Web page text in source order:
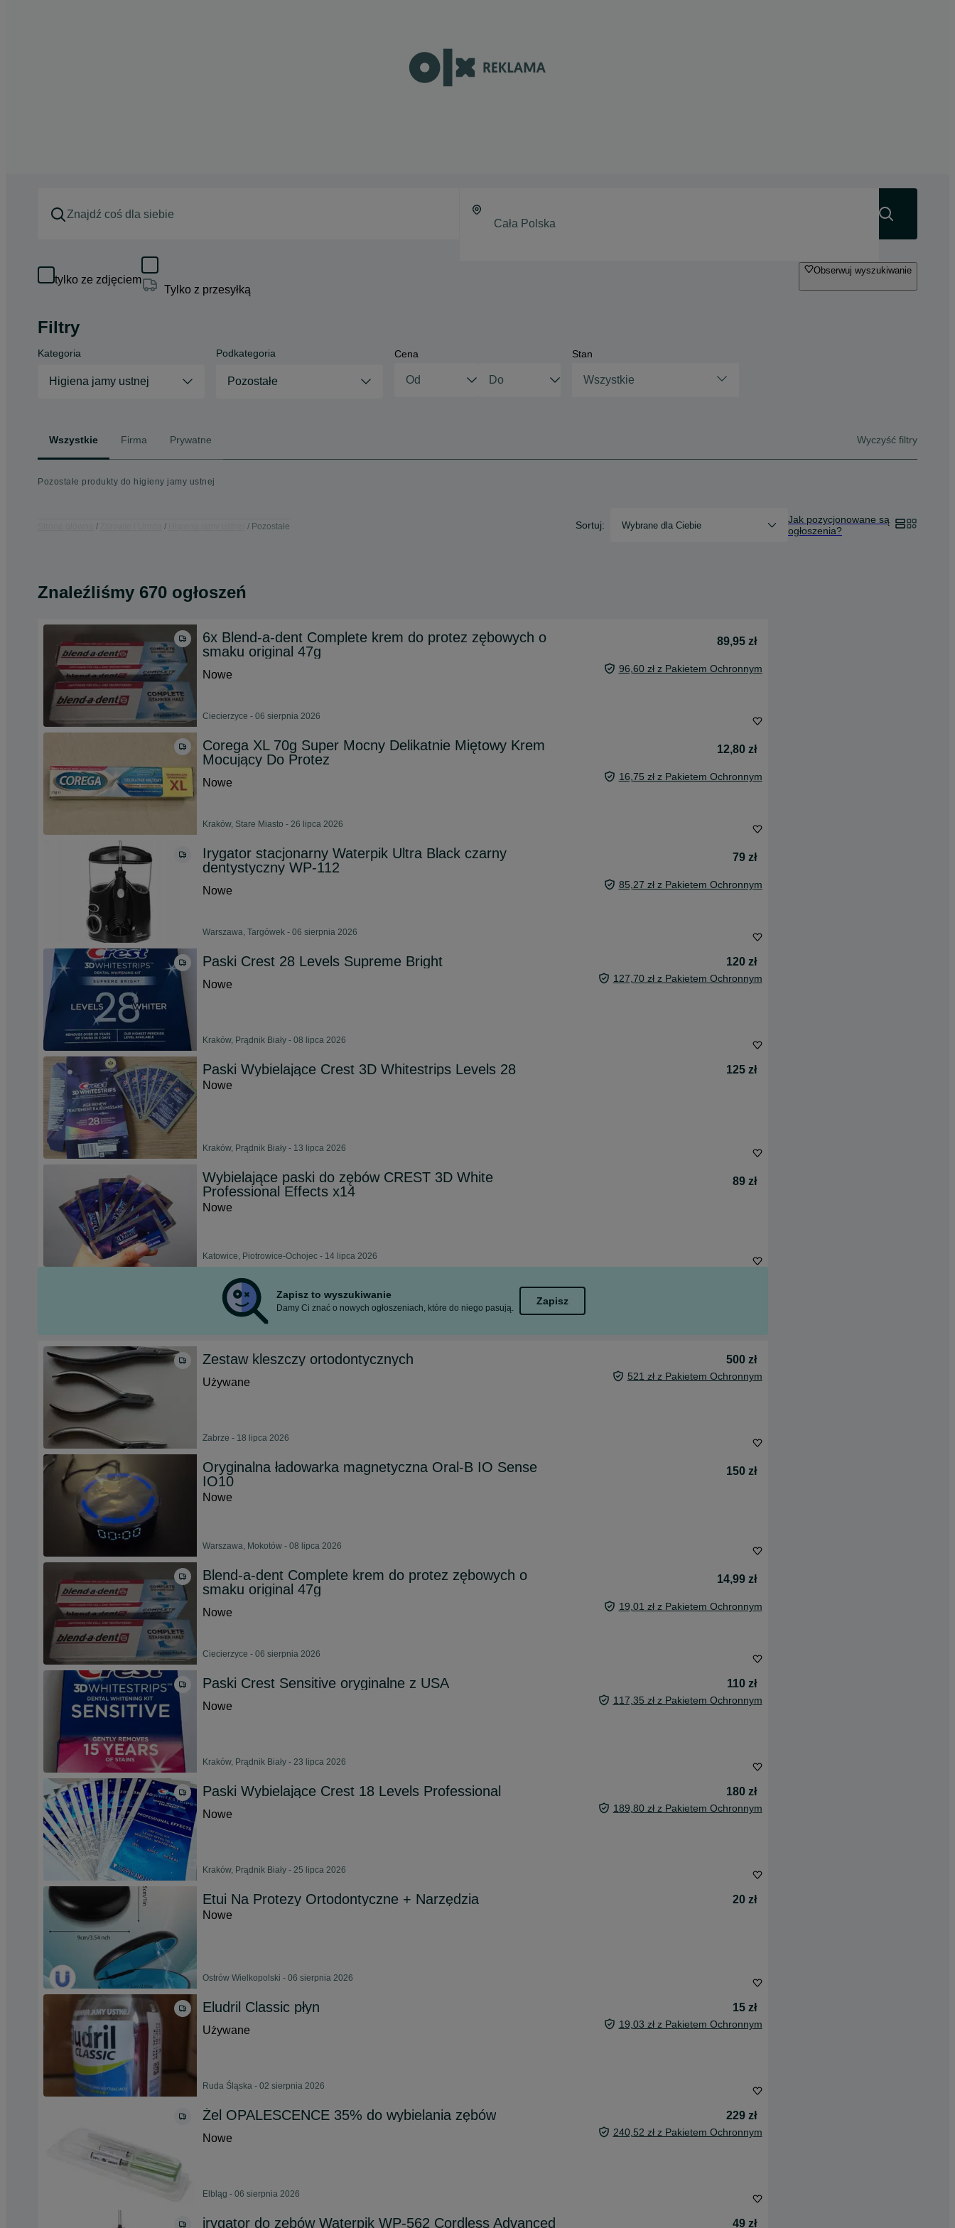
tylko ze zdjęciem
Tylko z przesyłką
Obserwuj wyszukiwanie
Filtry
Kategoria
Higiena jamy ustnej
Podkategoria
Pozostałe
Cena Stan
Wszystkie
Wszystkie Firma Prywatne Wyczyść filtry
Pozostałe produkty do higieny jamy ustnej
Pozostałe Sortuj: Wybrane dla Ciebie
Jak pozycjonowane są
ogłoszenia?
Znaleźliśmy 670 ogłoszeń
6x Blend-a-dent Complete krem do protez zębowych o
smaku original 47g
89,95 zł
Nowe 96,60 zł z Pakietem Ochronnym
Ciecierzyce - 06 sierpnia 2026
Corega XL 70g Super Mocny Delikatnie Miętowy Krem
Mocujący Do Protez
12,80 zł
Nowe 16,75 zł z Pakietem Ochronnym
Kraków, Stare Miasto - 26 lipca 2026
Irygator stacjonarny Waterpik Ultra Black czarny
dentystyczny WP-112
79 zł
Nowe 85,27 zł z Pakietem Ochronnym
Warszawa, Targówek - 06 sierpnia 2026
Paski Crest 28 Levels Supreme Bright
120 zł
Nowe
127,70 zł z Pakietem Ochronnym
Kraków, Prądnik Biały - 08 lipca 2026
Paski Wybielające Crest 3D Whitestrips Levels 28
125 zł
Nowe
Kraków, Prądnik Biały - 13 lipca 2026
Wybielające paski do zębów CREST 3D White
Professional Effects x14
89 zł
Nowe
Katowice, Piotrowice-Ochojec - 14 lipca 2026
Zapisz to wyszukiwanie
Damy Ci znać o nowych ogłoszeniach, które do niego pasują.
Zapisz
Zestaw kleszczy ortodontycznych
500 zł
Używane
521 zł z Pakietem Ochronnym
Zabrze - 18 lipca 2026
Oryginalna ładowarka magnetyczna Oral-B IO Sense
IO10
150 zł
Nowe
Warszawa, Mokotów - 08 lipca 2026
Blend-a-dent Complete krem do protez zębowych o
smaku original 47g
14,99 zł
Nowe 19,01 zł z Pakietem Ochronnym
Ciecierzyce - 06 sierpnia 2026
Paski Crest Sensitive oryginalne z USA
110 zł
Nowe
117,35 zł z Pakietem Ochronnym
Kraków, Prądnik Biały - 23 lipca 2026
Paski Wybielające Crest 18 Levels Professional
180 zł
Nowe
189,80 zł z Pakietem Ochronnym
Kraków, Prądnik Biały - 25 lipca 2026
Etui Na Protezy Ortodontyczne + Narzędzia
20 zł
Nowe
Ostrów Wielkopolski - 06 sierpnia 2026
Eludril Classic płyn
15 zł
Używane
19,03 zł z Pakietem Ochronnym
Ruda Śląska - 02 sierpnia 2026
Żel OPALESCENCE 35% do wybielania zębów
229 zł
Nowe
240,52 zł z Pakietem Ochronnym
Elbląg - 06 sierpnia 2026
irygator do zębów Waterpik WP-562 Cordless Advanced 49 zł